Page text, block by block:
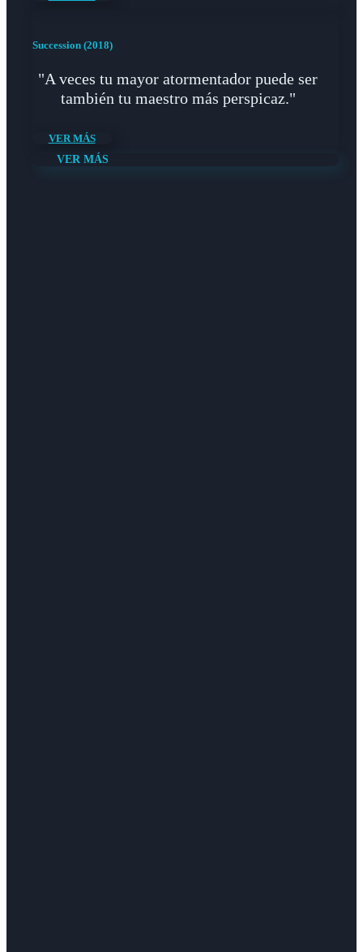
Succession (2018)
"A veces tu mayor atormentador puede ser
también tu maestro más perspicaz."
VER MÁS
VER MÁS